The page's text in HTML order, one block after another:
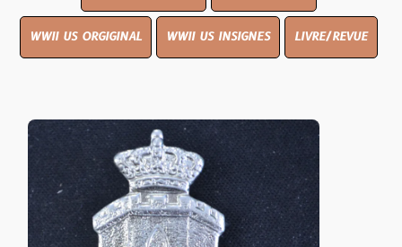
WWII US ORGIGINAL WWII US INSIGNES LIVRE/REVUE